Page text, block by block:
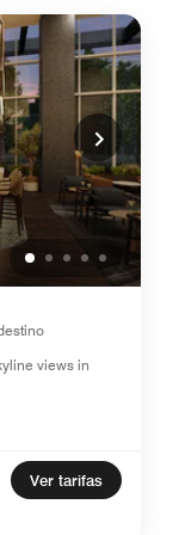
views in
Ver tarifas